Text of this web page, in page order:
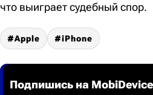
что выиграет судебный спор.
Apple iPhone
Подпишись на